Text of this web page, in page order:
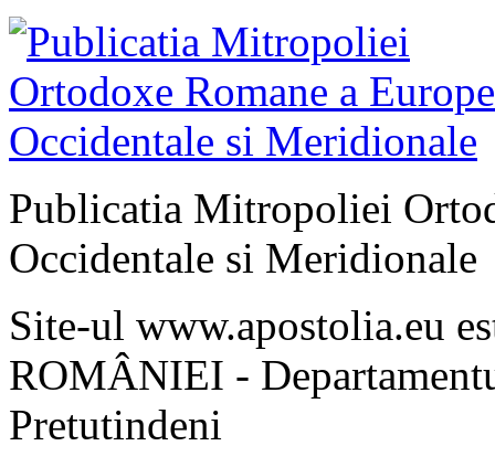
Publicatia Mitropoliei
Occidentale si Meridionale
Site-ul www.apostolia.eu
ROMÂNIEI -
Pretutindeni